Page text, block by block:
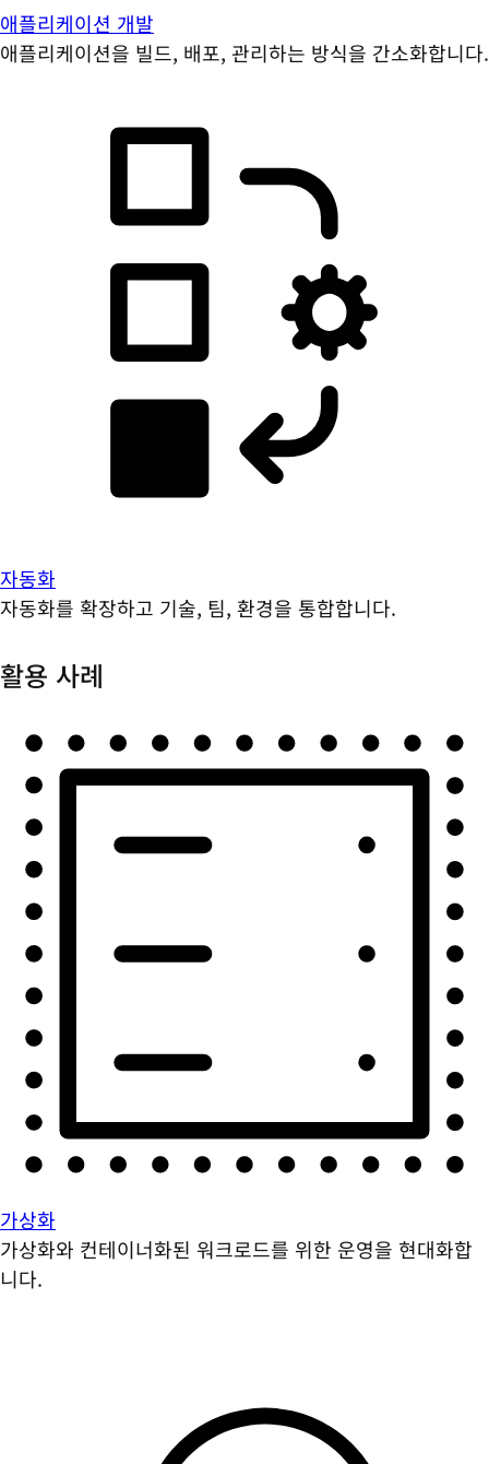
애플리케이션 개발
애플리케이션을 빌드, 배포, 관리하는 방식을 간소화합니다.
자동화
자동화를 확장하고 기술, 팀, 환경을 통합합니다.
활용 사례
가상화
가상화와 컨테이너화된 워크로드를 위한 운영을 현대화합
니다.